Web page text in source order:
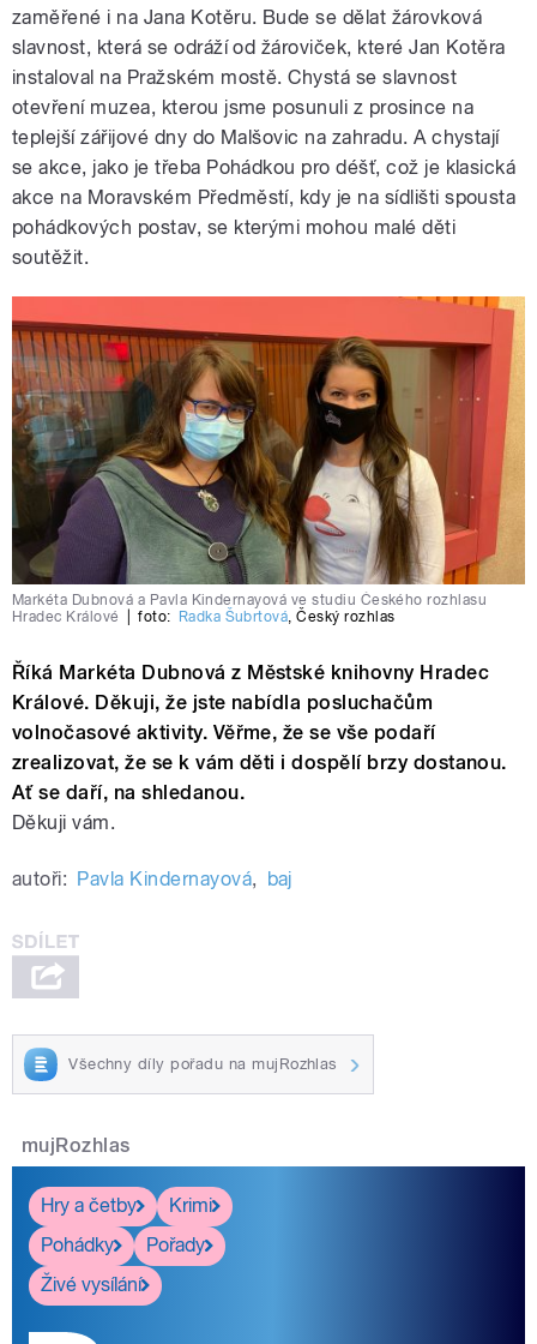
zaměřené i na Jana Kotěru. Bude se dělat žárovková
slavnost, která se odráží od žároviček, které Jan Kotěra
instaloval na Pražském mostě. Chystá se slavnost
otevření muzea, kterou jsme posunuli z prosince na
teplejší zářijové dny do Malšovic na zahradu. A chystají
se akce, jako je třeba Pohádkou pro déšť, což je klasická
akce na Moravském Předměstí, kdy je na sídlišti spousta
pohádkových postav, se kterými mohou malé děti
soutěžit.
Markéta Dubnová a Pavla Kindernayová ve studiu Českého rozhlasu
Hradec Králové
foto: Radka Šubrtová,Český rozhlas
Říká Markéta Dubnová z Městské knihovny Hradec
Králové. Děkuji, že jste nabídla posluchačům
volnočasové aktivity. Věřme, že se vše podaří
zrealizovat, že se k vám děti i dospělí brzy dostanou.
Ať se daří, na shledanou.
Děkuji vám.
autoři: Pavla Kindernayová, baj
Všechny díly pořadu na mujRozhlas
mujRozhlas
Hry a četby
Krimi
Pohádky
Pořady
Živé vysílání